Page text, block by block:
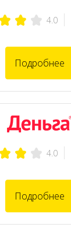
4.0
Подробнее
4.0
Подробнее